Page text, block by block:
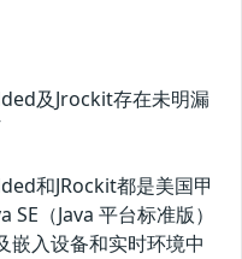
及Jrockit存在未明漏
和JRockit都是美国甲
（Java 平台标准版）
嵌入设备和实时环境中